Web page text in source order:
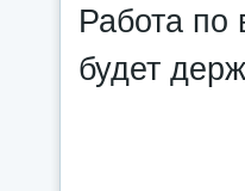
Работа
будет